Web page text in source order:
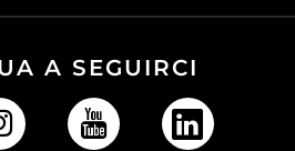
A SEGUIRCI